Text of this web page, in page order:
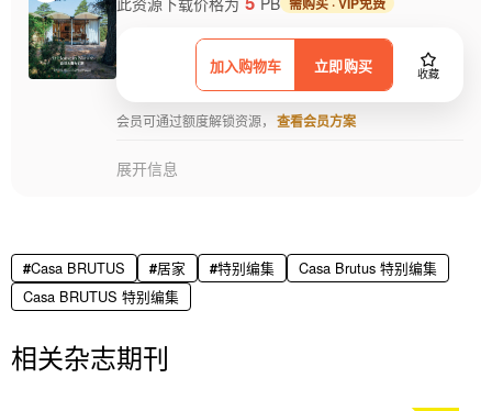
加入购物车 立即购买 收藏
会员可通过额度解锁资源， 查看会员方案
展开信息
Casa BRUTUS 居家 特别编集
Casa Brutus 特别编集
Casa BRUTUS 特别编集
相关杂志期刊